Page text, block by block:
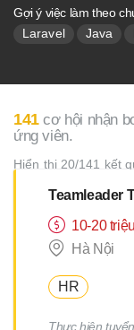
Gợi ý việc làm theo
Laravel Java
141cơ hội nhận
ứng viên.
Hiển thị 20/141 kết
10-20 triệu
Hà Nội
HR
Thực hiện